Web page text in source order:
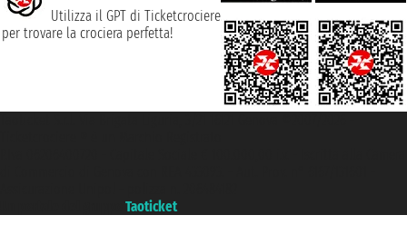
Utilizza il GPT di Ticketcrociere
per trovare la crociera perfetta!
Taoticket